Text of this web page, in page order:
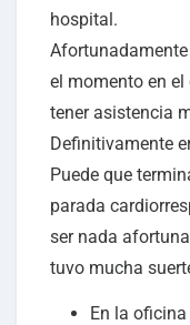
hospital.
el momento en
tener asistencia
Definitivamente
Puede que
parada
ser nada
tuvo mucha
En la